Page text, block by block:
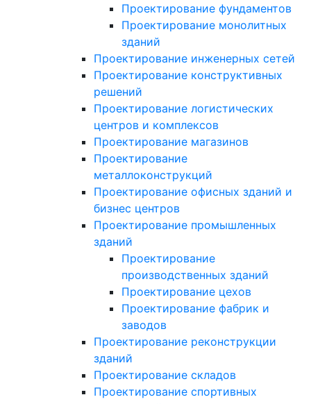
Проектирование фундаментов
Проектирование монолитных
зданий
Проектирование инженерных сетей
Проектирование конструктивных
решений
Проектирование логистических
центров и комплексов
Проектирование магазинов
Проектирование
металлоконструкций
Проектирование офисных зданий и
бизнес центров
Проектирование промышленных
зданий
Проектирование
производственных зданий
Проектирование цехов
Проектирование фабрик и
заводов
Проектирование реконструкции
зданий
Проектирование складов
Проектирование спортивных